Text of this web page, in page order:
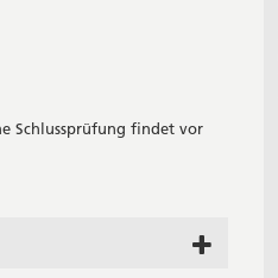
Schlussprüfung findet vor